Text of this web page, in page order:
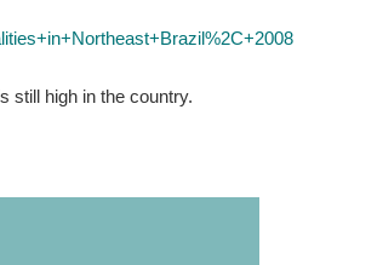
still high in the country.